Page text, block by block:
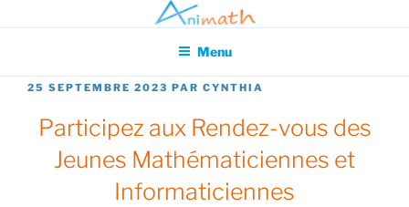
au
principal
Association pour l'Animation en Mathématiques
Menu
PUBLIÉ
25 SEPTEMBRE 2023 PAR CYNTHIA
Participez aux Rendez-vous des
Jeunes Mathématiciennes et
Informaticiennes